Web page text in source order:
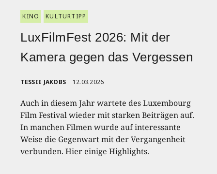
KINO KULTURTIPP
LuxFilmFest 2026: Mit der
Kamera gegen das Vergessen
TESSIE JAKOBS 12.03.2026
Auch in diesem Jahr wartete des Luxembourg
Film Festival wieder mit starken Beiträgen auf.
In manchen Filmen wurde auf interessante
Weise die Gegenwart mit der Vergangenheit
verbunden. Hier einige Highlights.